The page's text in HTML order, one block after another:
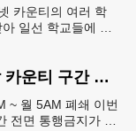
카운티의 여러 학
일선 학교들에 일
주말 포장공사로 I-285 캅 카운티 구간 통행금지
~ 월 5AM 폐쇄 이번
전면 통행금지가 시